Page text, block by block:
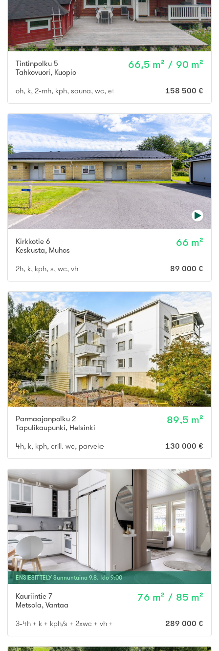
Tintinpolku 5
Tahkovuori, Kuopio
66,5 m² / 90 m²
oh, k, 2-mh, kph, sauna, wc, et ... ja avoin parvi, jossa wc
158 500 €
Kirkkotie 6
Keskusta, Muhos
66 m²
2h, k, kph, s, wc, vh 89 000 €
Parmaajanpolku 2
Tapulikaupunki, Helsinki
89,5 m²
4h, k, kph, erill. wc, parveke 130 000 €
ENSIESITTELY Sunnuntaina 9.8. klo 9:00
Kauriintie 7
Metsola, Vantaa
76 m² / 85 m²
3-4h + k + kph/s + 2xwc + vh + var. + terassi markiisilla
289 000 €